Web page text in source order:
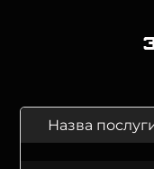
Назва